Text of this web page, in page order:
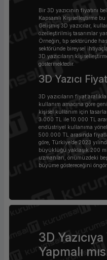
Bir 3D yazıcının fiyatını
Kapsamlı Kişiselleştirme
Gelişmiş 3D yazıcılar,
özelleştirilmiş tasarımlar
Örneğin, tıp sektöründe
sektöründe bireysel
3D yazıcıların
göstermektedir.
3D Yazıcı
3D yazıcıların fiyat
kullanım amacına göre
kişisel kullanım için
3.000 TL ile 10.000 TL
endüstriyel kullanıma
500.000 TL arasında
göre, Türkiye’de 2023
büyüklüğü yaklaşık 200
uzmanları, önümüzdeki
büyüme göstereceğini
3D Yazıcıya
Yapmalı